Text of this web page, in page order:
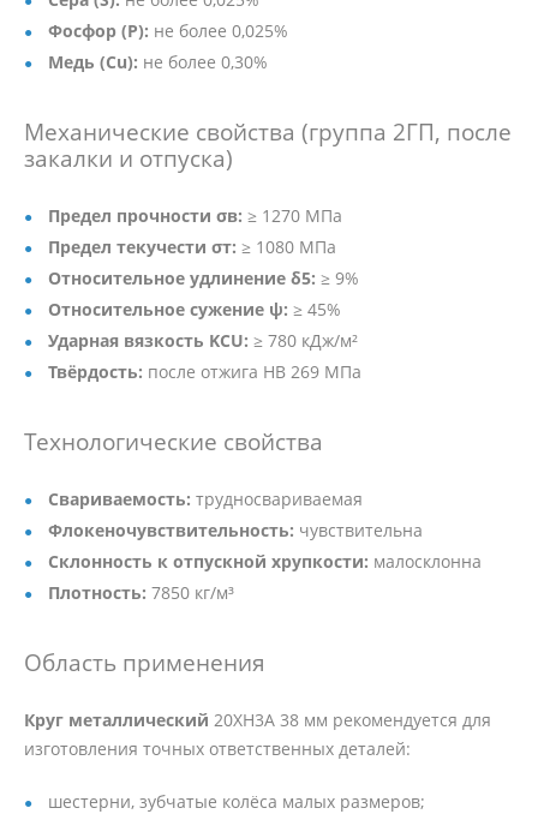
Фосфор (P): не более 0,025%
Медь (Cu): не более 0,30%
Механические свойства (группа 2ГП, после
закалки и отпуска)
Предел прочности σв: ≥ 1270 МПа
Предел текучести σт: ≥ 1080 МПа
Относительное удлинение δ5: ≥ 9%
Относительное сужение ψ: ≥ 45%
Ударная вязкость KCU: ≥ 780 кДж/м²
Твёрдость: после отжига HB 269 МПа
Технологические свойства
Свариваемость: трудносвариваемая
Флокеночувствительность: чувствительна
Склонность к отпускной хрупкости: малосклонна
Плотность: 7850 кг/м³
Область применения
Круг металлический 20ХН3А 38 мм рекомендуется для
изготовления точных ответственных деталей:
шестерни, зубчатые колёса малых размеров;